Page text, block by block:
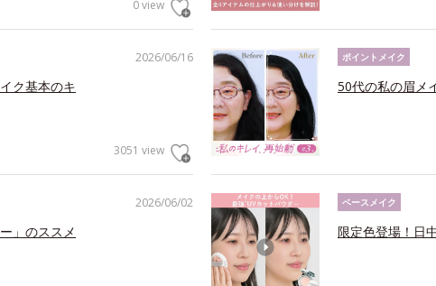
0 view
2026/06/16
ク基本のキ
3051 view
ポイントメイク
50代の私の眉メ
2026/06/02
」のススメ
ベースメイク
限定色登場！日